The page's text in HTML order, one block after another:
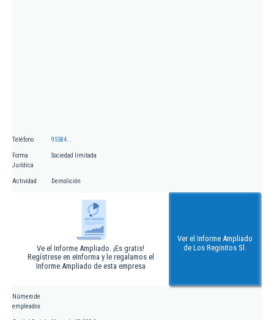
Teléfono 95584...
Forma
Jurídica
Sociedad limitada
Actividad Demolición
Ve el Informe Ampliado. ¡Es gratis!
Regístrese en eInforma y le regalamos el
Informe Ampliado de esta empresa
Ver el Informe Ampliado
de Los Reginitos Sl.
Número de
empleados